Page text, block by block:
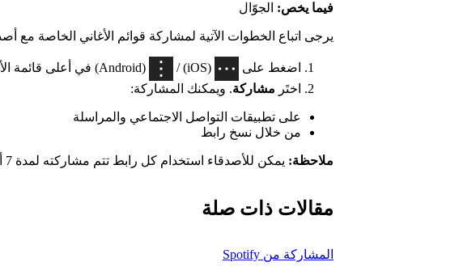
فيما يخص: الجوّال
يرجى اتباع الخطوات الآتية لمشاركة قوائم الأغاني الخاصة مع
اضغط على (iOS) /
(Android) في أعلى قائمة الأغاني.
اختَر مشاركة. ويمكنك المشاركة:
على تطبيقات التواصل الاجتماعي والمراسلة
من خلال نسخ رابط
ملاحظة: يمكن للأصدقاء استخدام كل رابط تتم مشاركته لمدة 7 أيام.
مقالات ذات صلة
المشاركة من Spotify